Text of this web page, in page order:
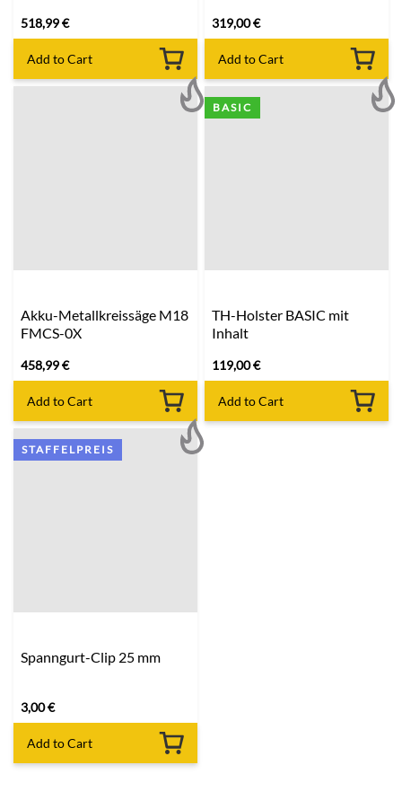
518,99€
Add to Cart
319,00€
Add to Cart
Akku-Metallkreissäge M18
FMCS-0X
458,99€
Add to Cart
BASIC
TH-Holster BASIC mit
Inhalt
119,00€
Add to Cart
STAFFELPREIS
Spanngurt-Clip 25 mm
3,00€
Add to Cart